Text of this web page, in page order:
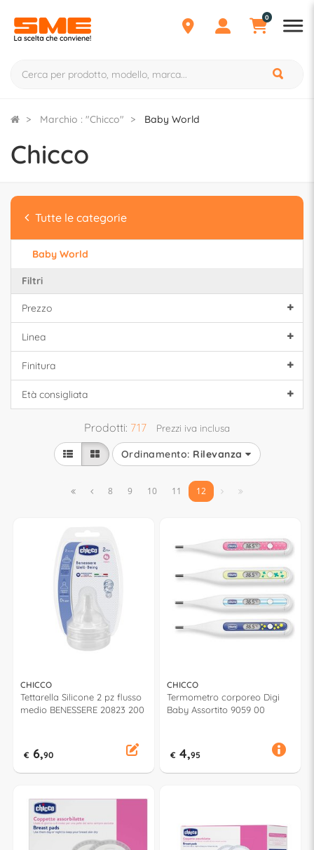
0
Marchio : "Chicco" Baby World
Chicco
Tutte le categorie
Baby World
Filtri
Prezzo
Linea
Finitura
Età consigliata
Prodotti: 717 Prezzi iva inclusa
Ordinamento: Rilevanza
  8 9 10 11 12  
CHICCO
Tettarella Silicone 2 pz flusso
medio BENESSERE 20823 200
€ 6,90
CHICCO
Termometro corporeo Digi
Baby Assortito 9059 00
€ 4,95